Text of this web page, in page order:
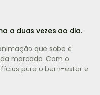
a duas vezes ao dia.
que sobe e
marcada. Com o
para o bem-estar e